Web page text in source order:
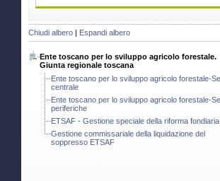
Chiudi albero Espandi albero
Ente toscano per lo sviluppo agricolo forestale.
Giunta regionale toscana
Ente toscano per lo sviluppo agricolo forestale-
centrale
Ente toscano per lo sviluppo agricolo forestale-
periferiche
ETSAF - Gestione speciale della riforma fondiaria
Gestione commissariale della liquidazione del
soppresso ETSAF